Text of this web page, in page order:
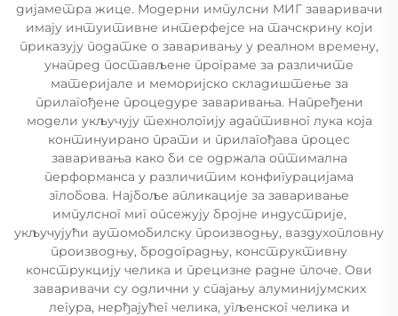
дијаметра жице. Модерни импулсни МИГ заваривачи
имају интуитивне интерфејсе на тачскрину који
приказују податке о заваривању у реалном времену,
унапред постављене програме за различите
материјале и меморијско складиштење за
прилагођене процедуре заваривања. Напређени
модели укључују технологију адаптивног лука која
континуирано прати и прилагођава процес
заваривања како би се одржала оптимална
перформанса у различитим конфигурацијама
зглобова. Најбоље апликације за заваривање
импулсног миг опсежују бројне индустрије,
укључујући аутомобилску производњу, ваздухопловну
производњу, бродоградњу, конструктивну
конструкцију челика и прецизне радне плоче. Ови
заваривачи су одлични у спајању алуминијумских
легура, нерђајућег челика, угљенског челика и